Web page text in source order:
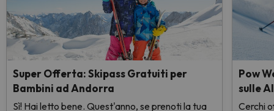
Super Offerta: Skipass Gratuiti per
Bambini ad Andorra
Sì! Hai letto bene. Quest'anno, se prenoti la tua
Pow
sulle
Cerchi